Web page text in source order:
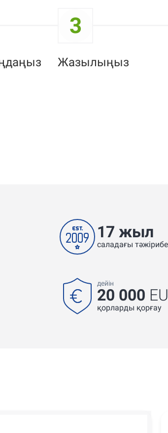
3
Жазылыңыз
17 жыл
саладағы тәжірибе
дейін
20 000
қорларды қорғау